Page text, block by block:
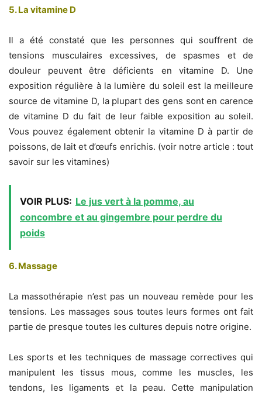
5. La vitamine D
Il a été constaté que les personnes qui souffrent de
tensions musculaires excessives, de spasmes et de
douleur peuvent être déficients en vitamine D. Une
exposition régulière à la lumière du soleil est la meilleure
source de vitamine D, la plupart des gens sont en carence
de vitamine D du fait de leur faible exposition au soleil.
Vous pouvez également obtenir la vitamine D à partir de
poissons, de lait et d’œufs enrichis. (voir notre article : tout
savoir sur les vitamines)
VOIR PLUS: Le jus vert à la pomme, au
concombre et au gingembre pour perdre du
poids
6. Massage
La massothérapie n’est pas un nouveau remède pour les
tensions. Les massages sous toutes leurs formes ont fait
partie de presque toutes les cultures depuis notre origine.
Les sports et les techniques de massage correctives qui
manipulent les tissus mous, comme les muscles, les
tendons, les ligaments et la peau. Cette manipulation